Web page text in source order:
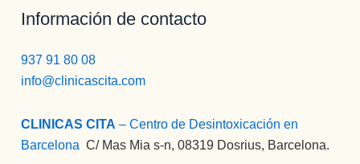
Información de contacto
937 91 80 08
info@clinicascita.com
CLINICAS CITA – Centro de Desintoxicación en
Barcelona :C/ Mas Mia s-n, 08319 Dosrius, Barcelona.